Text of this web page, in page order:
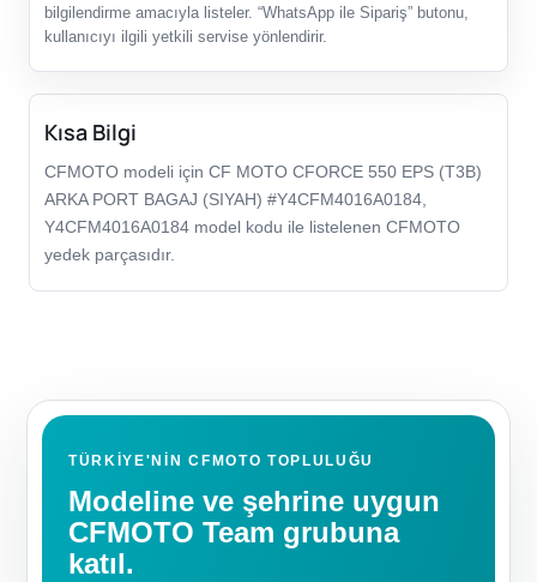
bilgilendirme amacıyla listeler. “WhatsApp ile Sipariş” butonu,
kullanıcıyı ilgili yetkili servise yönlendirir.
Kısa Bilgi
CFMOTO modeli için CF MOTO CFORCE 550 EPS (T3B)
ARKA PORT BAGAJ (SIYAH) #Y4CFM4016A0184,
Y4CFM4016A0184 model kodu ile listelenen CFMOTO
yedek parçasıdır.
TÜRKIYE'NIN CFMOTO TOPLULUĞU
Modeline ve şehrine uygun
CFMOTO Team grubuna
katıl.